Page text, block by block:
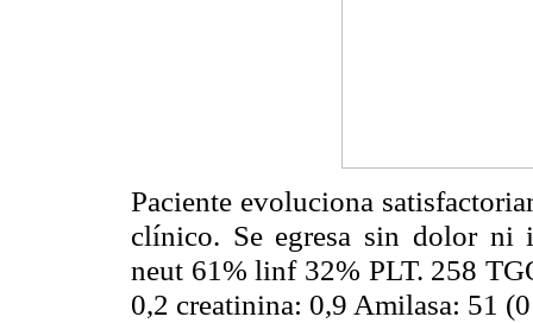
Paciente evoluciona
clínico. Se egresa sin dolor ni
neut 61% linf 32% PLT. 258
0,2 creatinina: 0,9 Amilasa: 51